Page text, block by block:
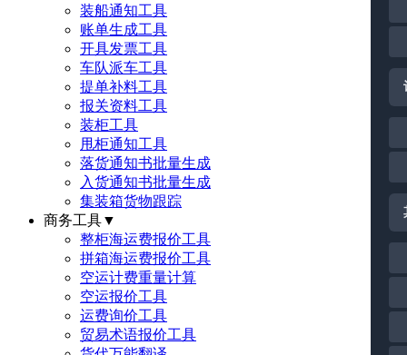
装船通知工具
账单生成工具
开具发票工具
车队派车工具
提单补料工具
报关资料工具
装柜工具
甩柜通知工具
落货通知书批量生成
入货通知书批量生成
集装箱货物跟踪
商务工具▼
整柜海运费报价工具
拼箱海运费报价工具
空运计费重量计算
空运报价工具
运费询价工具
贸易术语报价工具